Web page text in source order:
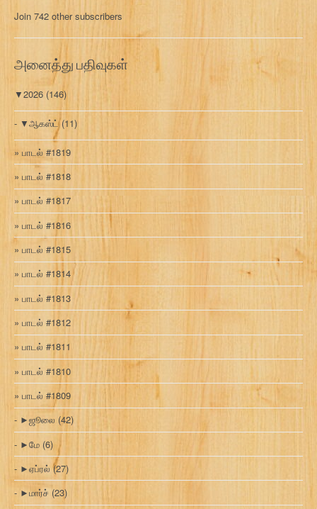
க
வ
Join 742 other subscribers
அனைத்து பதிவுகள்
▼2026 (146)
▼ஆகஸ்ட்(11)
பாடல் #1819
பாடல் #1818
பாடல் #1817
பாடல் #1816
பாடல் #1815
பாடல் #1814
பாடல் #1813
பாடல் #1812
பாடல் #1811
பாடல் #1810
பாடல் #1809
►ஜூலை (42)
►மே (6)
►ஏப்ரல்(27)
►மார்ச் (23)